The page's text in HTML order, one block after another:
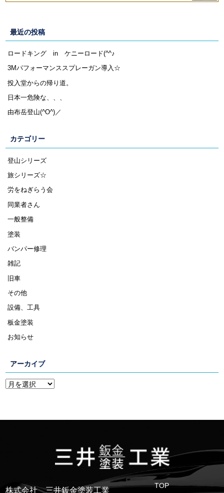
最近の投稿
ロードキング in ケニーロード(^^♪
3Mパフォーマンススプレーガン導入☆
投入堂からの帰り道。
日本一危険な、、、
由布岳登山(^O^)／
カテゴリー
登山シリーズ
旅シリーズ☆
労をねぎらう会
同業者さん
一般整備
塗装
バンパー修理
雑記
旧車
その他
設備、工具
板金塗装
お知らせ
アーカイブ
株式会社 三井鈑金塗装工業
TOP